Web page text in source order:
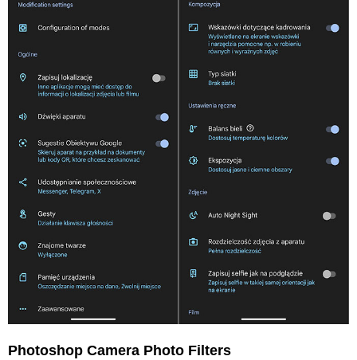
Photoshop Camera Photo Filters